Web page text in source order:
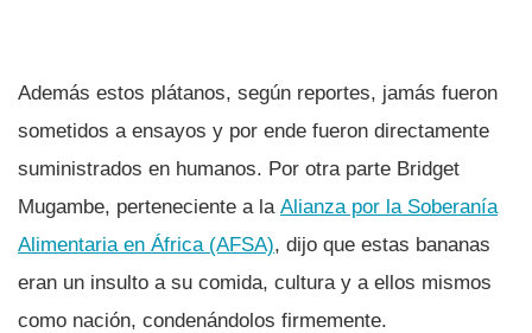
Además estos plátanos, según reportes, jamás fueron
sometidos a ensayos y por ende fueron directamente
suministrados en humanos. Por otra parte Bridget
Mugambe, perteneciente a la Alianza por la Soberaní­a
Alimentaria en África (AFSA), dijo que estas bananas
eran un insulto a su comida, cultura y a ellos mismos
como nación, condenándolos firmemente.